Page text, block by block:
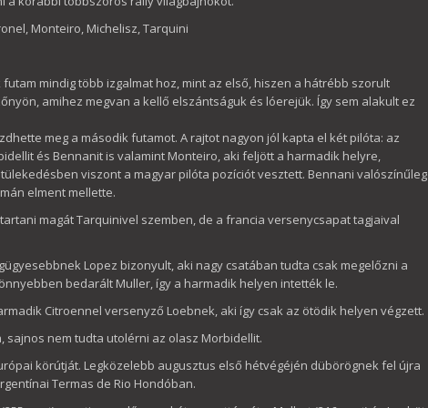
Monteiro, Michelisz, Tarquini
mindig több izgalmat hoz, mint az első, hiszen a hátrébb szorult
amihez megvan a kellő elszántságuk és lóerejük. Így sem alakult ez
meg a második futamot. A rajtot nagyon jól kapta el két pilóta: az
és Bennanit is valamint Monteiro, aki feljött a harmadik helyre,
viszont a magyar pilóta pozíciót vesztett. Bennani valószínűleg
elment mellette.
magát Tarquinivel szemben, de a francia versenycsapat tagjaival
Lopez bizonyult, aki nagy csatában tudta csak megelőzni a
bedarált Muller, így a harmadik helyen intették le.
Citroennel versenyző Loebnek, aki így csak az ötödik helyen végzett.
sajnos nem tudta utolérni az olasz Morbidellit.
körútját. Legközelebb augusztus első hétvégéjén dübörögnek fel újra
Termas de Rio Hondóban.